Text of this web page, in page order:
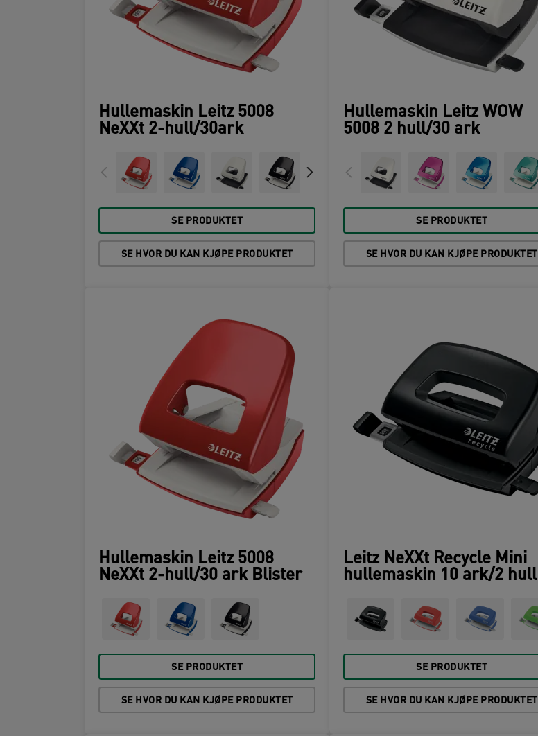
Hullemaskin Leitz 5008
NeXXt 2-hull/30ark
SE PRODUKTET
SE HVOR DU KAN KJØPE PRODUKTET
Hullemaskin Leitz WOW
5008 2 hull/30 ark
SE PRODUKTET
SE HVOR DU KAN KJØPE PRODUKTET
Hullemaskin Leitz 5008
NeXXt 2-hull/30 ark Blister
SE PRODUKTET
SE HVOR DU KAN KJØPE PRODUKTET
Leitz NeXXt Recycle Mini
hullemaskin 10 ark/2 hull
SE PRODUKTET
SE HVOR DU KAN KJØPE PRODUKTET